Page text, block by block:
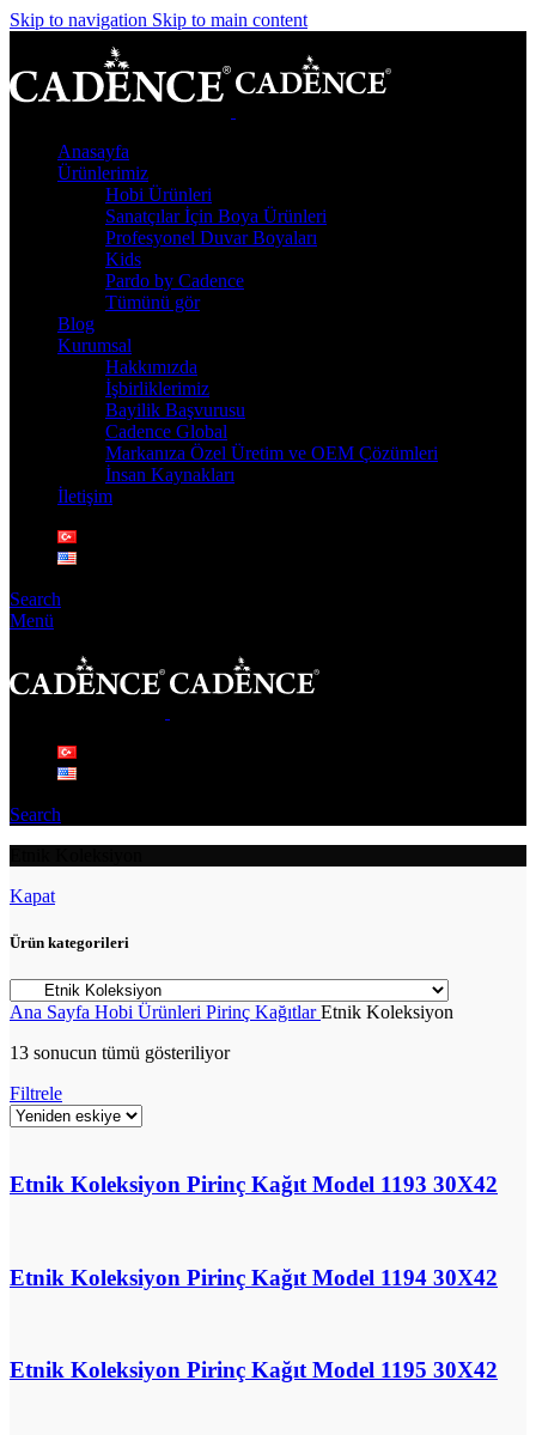
Skip to navigation Skip to main content
Anasayfa
Ürünlerimiz
Hobi Ürünleri
Sanatçılar İçin Boya Ürünleri
Profesyonel Duvar Boyaları
Kids
Pardo by Cadence
Tümünü gör
Blog
Kurumsal
Hakkımızda
İşbirliklerimiz
Bayilik Başvurusu
Cadence Global
Markanıza Özel Üretim ve OEM Çözümleri
İnsan Kaynakları
İletişim
Search
Menü
Search
Kapat
Ürün kategorileri
Ana Sayfa Hobi Ürünleri Pirinç KağıtlarEtnik Koleksiyon
13 sonucun tümü gösteriliyor
Filtrele
Etnik Koleksiyon Pirinç Kağıt Model 1193 30X42
Etnik Koleksiyon Pirinç Kağıt Model 1194 30X42
Etnik Koleksiyon Pirinç Kağıt Model 1195 30X42